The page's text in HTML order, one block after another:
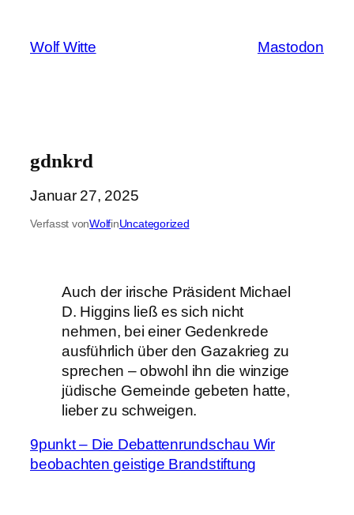
springen
Wolf Witte Mastodon
gdnkrd
Januar 27, 2025
Verfasst vonWolfinUncategorized
Auch der irische Präsident Michael
D. Higgins ließ es sich nicht
nehmen, bei einer Gedenkrede
ausführlich über den Gazakrieg zu
sprechen – obwohl ihn die winzige
jüdische Gemeinde gebeten hatte,
lieber zu schweigen.
9punkt – Die Debattenrundschau Wir
beobachten geistige Brandstiftung